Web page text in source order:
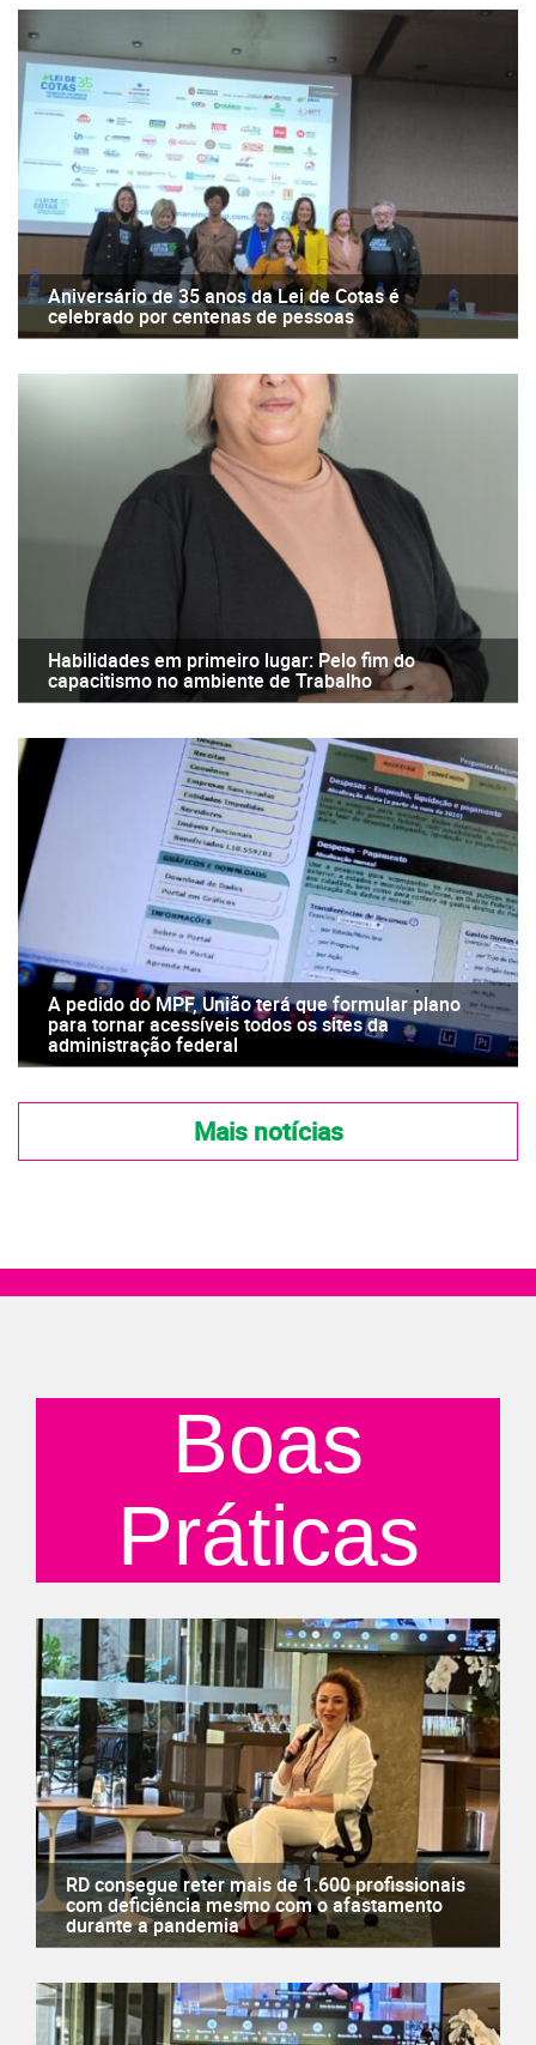
Aniversário de 35 anos da Lei de Cotas é
celebrado por centenas de pessoas
Habilidades em primeiro lugar: Pelo fim do
capacitismo no ambiente de Trabalho
A pedido do MPF, União terá que formular plano
para tornar acessíveis todos os sites da
administração federal
Mais notícias
Boas
Práticas
RD consegue reter mais de 1.600 profissionais
com deficiência mesmo com o afastamento
durante a pandemia